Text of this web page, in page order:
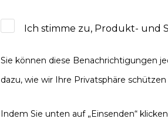
Ich stimme zu, Produkt- und
Sie können diese Benachrichtigungen
dazu, wie wir Ihre Privatsphäre
Indem Sie unten auf „Einsenden“